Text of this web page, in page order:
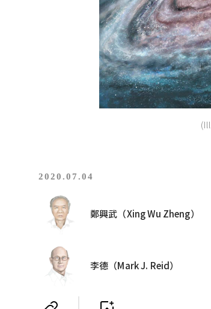
2020.07.04
鄭興武（Xing Wu Zheng）
李德（Mark J. Reid）